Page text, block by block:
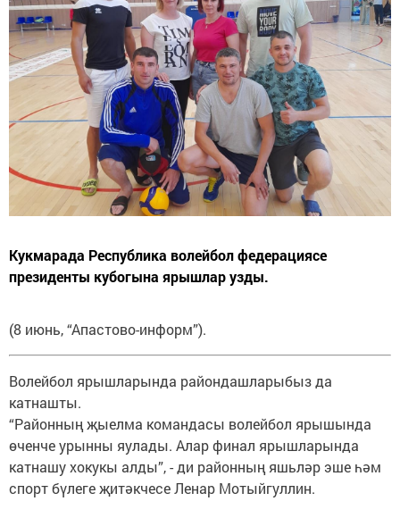
Кукмарада Республика волейбол федерациясе
президенты кубогына ярышлар узды.
(8 июнь, “Апастово-информ”).
Волейбол ярышларында райондашларыбыз да
катнашты.
“Районның җыелма командасы волейбол ярышында
өченче урынны яулады. Алар финал ярышларында
катнашу хокукы алды”, - ди районның яшьләр эше һәм
спорт бүлеге җитәкчесе Ленар Мотыйгуллин.